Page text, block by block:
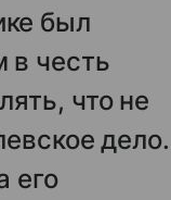
был
в честь
что не
дело.
его